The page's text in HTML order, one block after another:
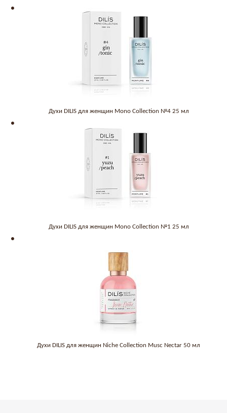
Духи DILIS для женщин Mono Collection №4 25 мл
Духи DILIS для женщин Mono Collection №1 25 мл
Духи DILIS для женщин Niche Collection Musc Nectar 50 мл